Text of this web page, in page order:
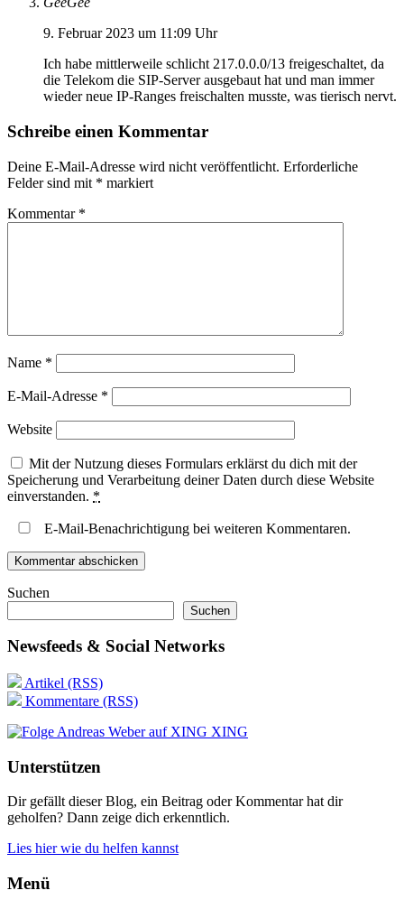
9. Februar 2023 um 11:09 Uhr
Ich habe mittlerweile schlicht 217.0.0.0/13 freigeschaltet, da
die Telekom die SIP-Server ausgebaut hat und man immer
wieder neue IP-Ranges freischalten musste, was tierisch nervt.
Schreibe einen Kommentar
Deine E-Mail-Adresse wird nicht veröffentlicht. Erforderliche
Felder sind mit * markiert
Kommentar *
Name *
E-Mail-Adresse *
Website
Mit der Nutzung dieses Formulars erklärst du dich mit der
Speicherung und Verarbeitung deiner Daten durch diese Website
einverstanden. *
E-Mail-Benachrichtigung bei weiteren Kommentaren.
Suchen
Suchen
Newsfeeds & Social Networks
Artikel (RSS)
Kommentare (RSS)
XING
Unterstützen
Dir gefällt dieser Blog, ein Beitrag oder Kommentar hat dir
geholfen? Dann zeige dich erkenntlich.
Lies hier wie du helfen kannst
Menü